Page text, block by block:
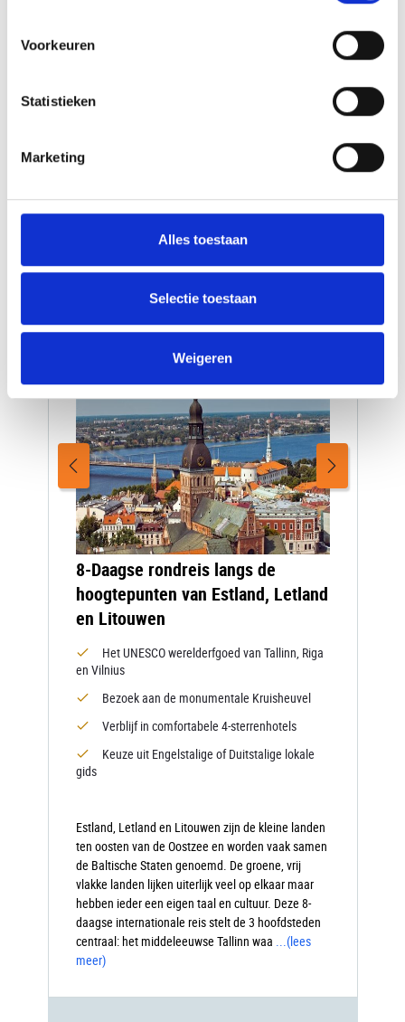
Voorkeuren
Statistieken
Marketing
Alles toestaan
Selectie toestaan
Weigeren
de Baltische Staten of Baltische Landen genoemd.
cultuur. Tijdens deze internationale rondreis door
p.p.
8-Daagse rondreis langs de
hoogtepunten van Estland, Letland
en Litouwen
Het UNESCO werelderfgoed van Tallinn, Riga
en Vilnius
Bezoek aan de monumentale Kruisheuvel
Verblijf in comfortabele 4-sterrenhotels
Keuze uit Engelstalige of Duitstalige lokale
gids
Estland, Letland en Litouwen zijn de kleine landen
ten oosten van de Oostzee en worden vaak samen
de Baltische Staten genoemd. De groene, vrij
vlakke landen lijken uiterlijk veel op elkaar maar
hebben ieder een eigen taal en cultuur. Deze 8-
daagse internationale reis stelt de 3 hoofdsteden
centraal: het middeleeuwse Tallinn waa ...(lees
meer)